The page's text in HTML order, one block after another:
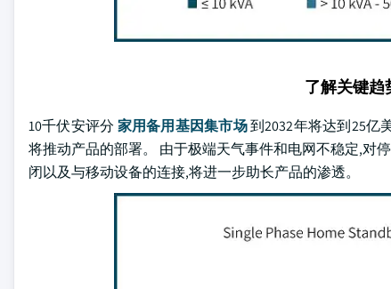
了解关键趋
10千伏安评分 家用备用基因集市场到2032年将达到25亿
将推动产品的部署。 由于极端天气事件和电网不稳定,对
闭以及与移动设备的连接,将进一步助长产品的渗透。